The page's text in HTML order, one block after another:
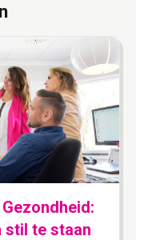
stil te staan